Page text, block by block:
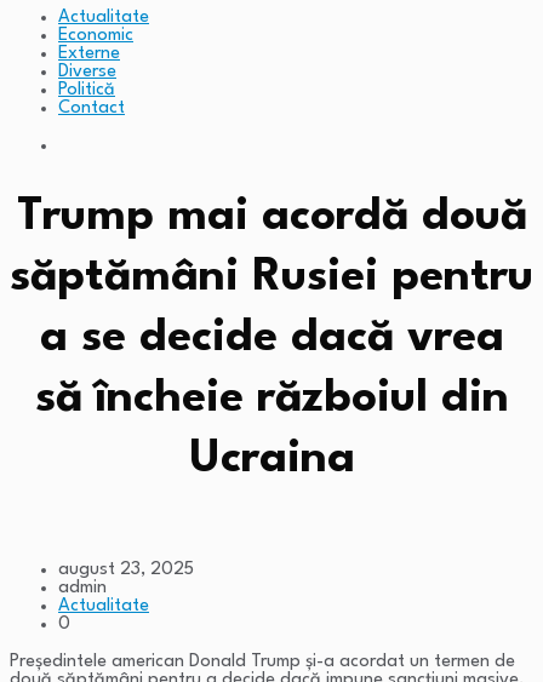
Actualitate
Economic
Externe
Diverse
Politică
Contact
Trump mai acordă două
săptămâni Rusiei pentru
a se decide dacă vrea
să încheie războiul din
Ucraina
august 23, 2025
admin
Actualitate
0
Președintele american Donald Trump și-a acordat un termen de